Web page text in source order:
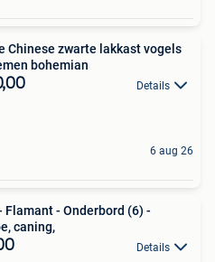
Chinese zwarte lakkast vogels
bohemian
Details
6 aug 26
Flamant - Onderbord (6) -
caning,
Details